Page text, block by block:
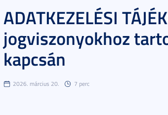
ADATKEZELÉSI
jogviszonyokhoz
kapcsán
2026. március 20. 7 perc